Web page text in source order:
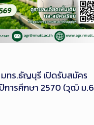
ทร.ธัญบุรี เปิดรับสมัคร
การศึกษา 2570 (วุฒิ ม.6